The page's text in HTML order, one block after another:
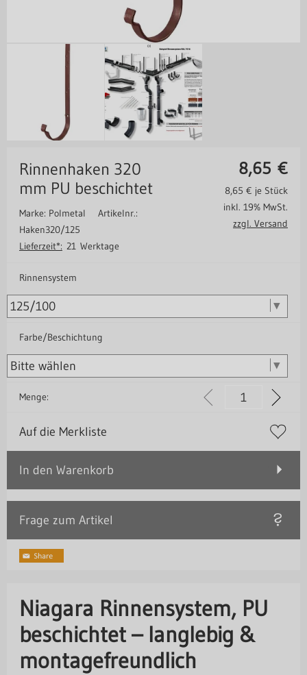
8,65 €
Rinnenhaken 320
mm PU beschichtet
Marke: Polmetal Artikelnr.:
Haken320/125
Lieferzeit*: 21 Werktage
8,65 € je Stück
inkl. 19% MwSt.
zzgl. Versand
Rinnensystem
Farbe/Beschichtung
Menge:
Auf die Merkliste
In den Warenkorb
Frage zum Artikel
Niagara Rinnensystem, PU
beschichtet – langlebig &
montagefreundlich